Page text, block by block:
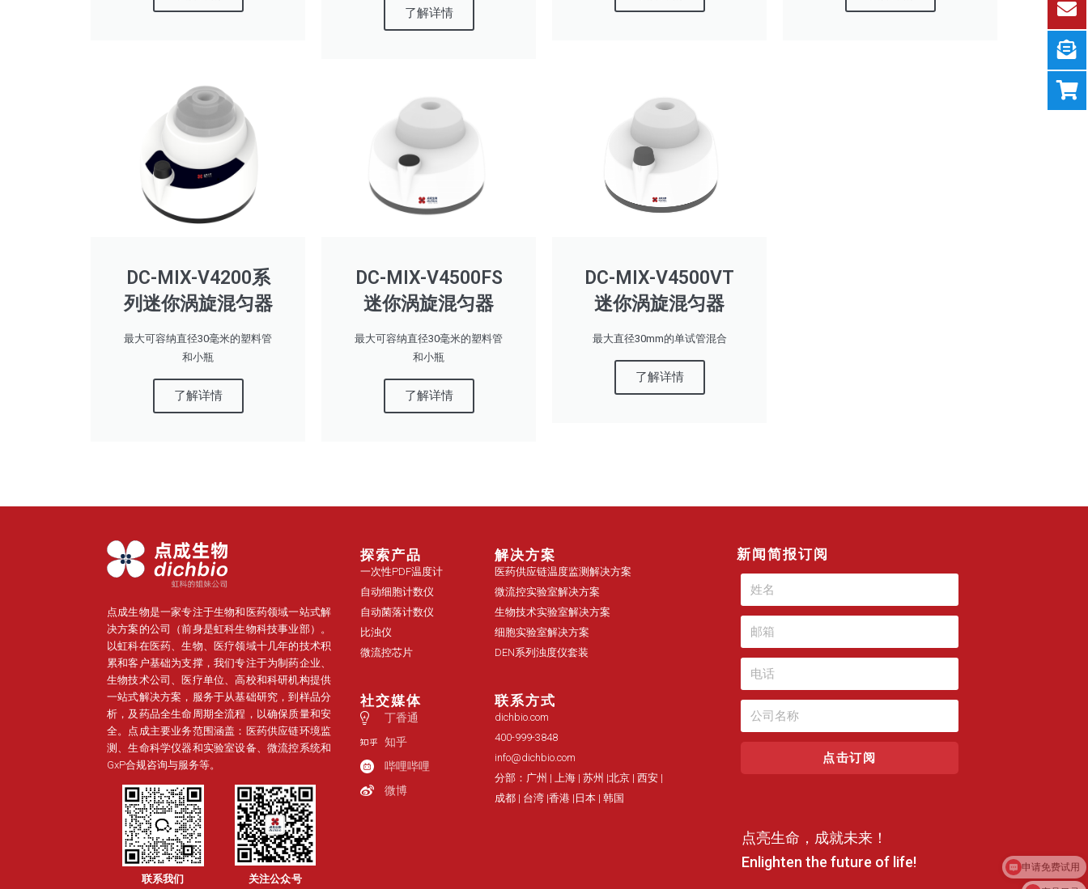
了解详情
DC-MIX-V4200系
列迷你涡旋混匀器
最大可容纳直径30毫米的塑料管
和小瓶
了解详情
DC-MIX-V4500FS
迷你涡旋混匀器
最大可容纳直径30毫米的塑料管
和小瓶
了解详情
DC-MIX-V4500VT
迷你涡旋混匀器
最大直径30mm的单试管混合
了解详情
点成生物是一家专注于生物和医药领域一站式解
决方案的公司（前身是虹科生物科技事业部）。
以虹科在医药、生物、医疗领域十几年的技术积
累和客户基础为支撑，我们专注于为制药企业、
生物技术公司、医疗单位、高校和科研机构提供
一站式解决方案，服务于从基础研究，到样品分
析，及药品全生命周期全流程，以确保质量和安
全。点成主要业务范围涵盖：医药供应链环境监
测、生命科学仪器和实验室设备、微流控系统和
GxP合规咨询与服务等。
联系我们 关注公众号
探索产品
一次性PDF温度计
自动细胞计数仪
自动菌落计数仪
比浊仪
微流控芯片
社交媒体
丁香通
知乎
哔哩哔哩
微博
解决方案
医药供应链温度监测解决方案
微流控实验室解决方案
生物技术实验室解决方案
细胞实验室解决方案
DEN系列浊度仪套装
联系方式
dichbio.com
400-999-3848
info@dichbio.com
分部：广州 | 上海 | 苏州 |北京 | 西安 |
成都 | 台湾 |香港 |日本 | 韩国
新闻简报订阅
点击订阅
点亮生命，成就未来！
Enlighten the future of life!
申请免费试用
产品目录